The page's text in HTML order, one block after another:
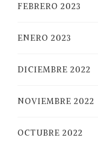
FEBRERO 2023
ENERO 2023
DICIEMBRE 2022
NOVIEMBRE 2022
OCTUBRE 2022